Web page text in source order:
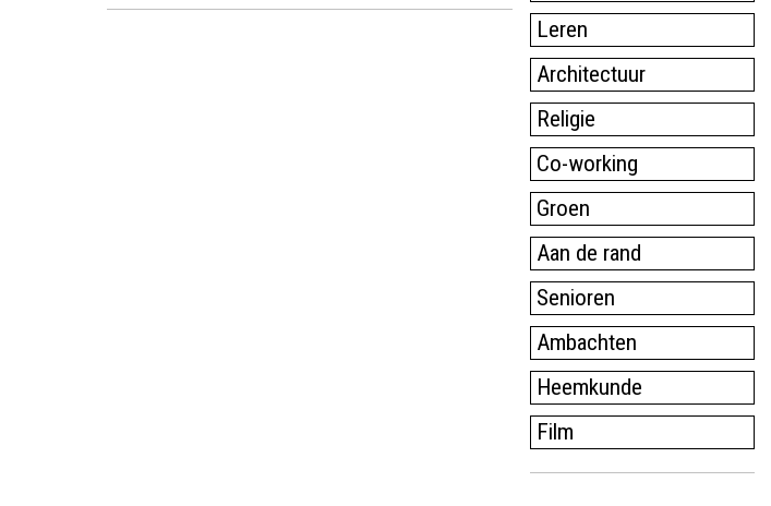
Leren
Architectuur
Religie
Co-working
Groen
Aan de rand
Senioren
Ambachten
Heemkunde
Film